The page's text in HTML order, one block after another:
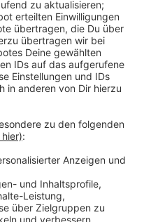
einen
den Mann. Seit
49-Jährige in der JVA
seine Mutter
der Kölner Landstraße
Keller gebracht zu
Tote - mit
später gefunden.
im Dezember